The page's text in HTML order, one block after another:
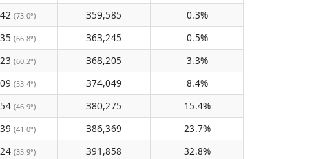
(73.0°) 359,585
0.3%
(66.8°) 363,245
0.5%
(60.2°) 368,205
3.3%
(53.4°) 374,049
8.4%
(46.9°) 380,275
15.4%
(41.0°) 386,369
23.7%
(35.9°) 391,858
32.8%